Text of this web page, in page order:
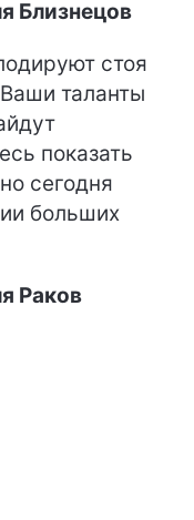
Близнецов
стоя
таланты
показать
сегодня
больших
Раков